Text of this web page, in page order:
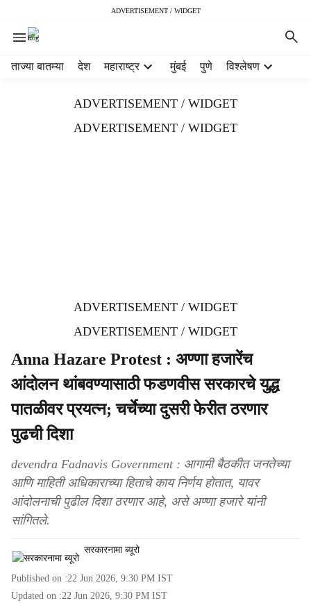
ADVERTISEMENT / WIDGET
ताज्या बातम्या देश महाराष्ट्र मुंबई पुणे विश्लेषण
ADVERTISEMENT / WIDGET
ADVERTISEMENT / WIDGET
ADVERTISEMENT / WIDGET
ADVERTISEMENT / WIDGET
Anna Hazare Protest : अण्णा हजारेंच
आंदोलन थांबवण्यासाठी फडणवीस सरकारचे युद्ध
पातळीवर प्रयत्न; चर्चेच्या दुसरी फेरीत ठरणार
पुढची दिशा
devendra Fadnavis Government : आगामी बैठकीत जनतेच्या
आणि माहिती अधिकाराच्या हिताचे काय निर्णय होतात, यावर
आंदोलनाची पुढील दिशा ठरणार आहे, असे अण्णा हजारे यांनी
सांगितले.
सरकारनामा ब्यूरो
Published on :22 Jun 2026, 9:30 PM IST
Updated on :22 Jun 2026, 9:30 PM IST